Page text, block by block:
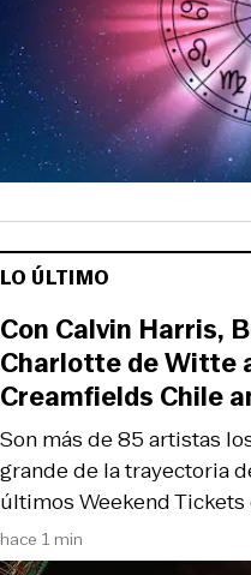
LO ÚLTIMO
hace 1 min
Son más de 85 artistas
grande de la trayectoria
últimos Weekend
Con Calvin Harris,
Charlotte de Witte
Creamfields Chile